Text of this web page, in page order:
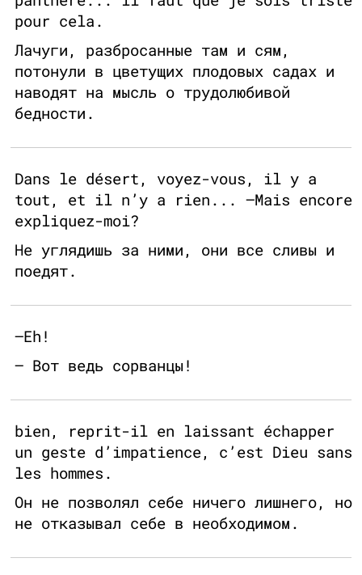
pour cela.
Лачуги, разбросанные там и сям,
потонули в цветущих плодовых садах и
наводят на мысль о трудолюбивой
бедности.
Dans le désert, voyez-vous, il y a
tout, et il n’y a rien... —Mais encore
expliquez-moi?
Не углядишь за ними, они все сливы и
поедят.
—Eh!
— Вот ведь сорванцы!
bien, reprit-il en laissant échapper
un geste d’impatience, c’est Dieu sans
les hommes.
Он не позволял себе ничего лишнего, но
не отказывал себе в необходимом.